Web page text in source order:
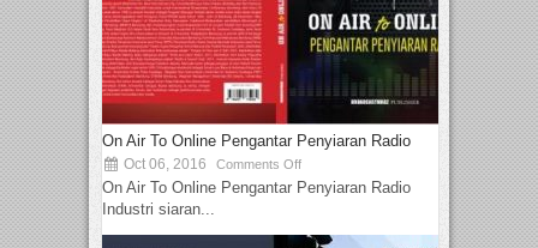
On Air To Online Pengantar Penyiaran Radio
Oct 06, 2016 Comments Off
On Air To Online Pengantar Penyiaran Radio
Industri siaran...